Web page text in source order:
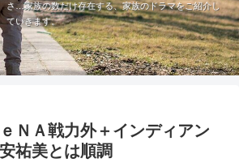
さ…家族の数だけ存在する、家族のドラマをご紹介し
ていきます。
ＮＡ戦力外＋インディアン
祐美とは順調